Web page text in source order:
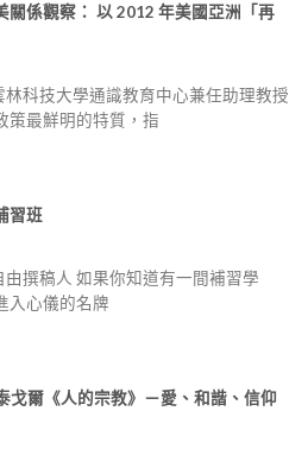
關係觀察： 以 2012 年美國亞洲「再
林科技大學通識教育中心兼任助理教授
策最鮮明的特質，指
習班
由撰稿人 如果你知道有一間補習學
入心儀的名牌
戈爾《人的宗教》－愛、和諧、信仰